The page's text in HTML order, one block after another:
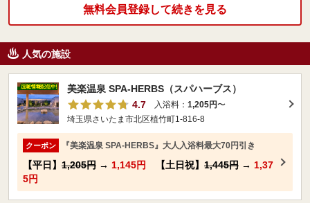
無料会員登録して続きを見る
人気の施設
美楽温泉 SPA-HERBS（スパハーブス）
4.7
入浴料： 1,205円〜
埼玉県さいたま市北区植竹町1-816-8
クーポン 『美楽温泉 SPA-HERBS』大人入浴料最大70円引き
【平日】 1,205円 → 1,145円 【土日祝】 1,445円 → 1,37
5円